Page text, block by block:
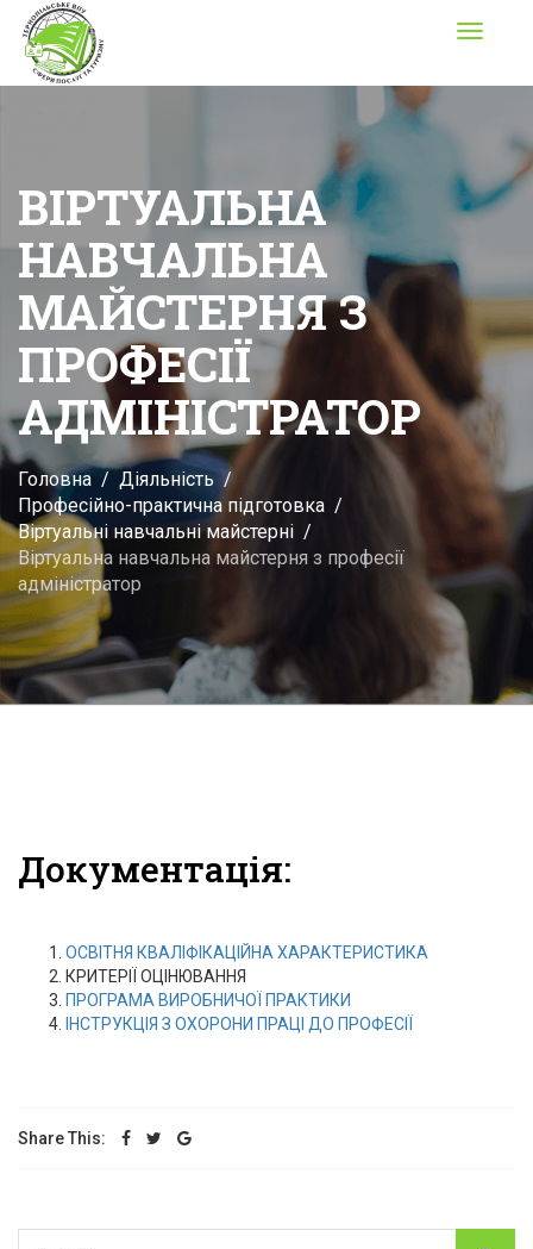
Toggle
ВІРТУАЛЬНА
НАВЧАЛЬНА
МАЙСТЕРНЯ З
ПРОФЕСІЇ
АДМІНІСТРАТОР
Головна
Діяльність
Професійно-практична підготовка
Віртуальні навчальні майстерні
Віртуальна навчальна майстерня з професії
адміністратор
Документація:
ОСВІТНЯ КВАЛІФІКАЦІЙНА ХАРАКТЕРИСТИКА
КРИТЕРІЇ ОЦІНЮВАННЯ
ПРОГРАМА ВИРОБНИЧОЇ ПРАКТИКИ
ІНСТРУКЦІЯ З ОХОРОНИ ПРАЦІ ДО ПРОФЕСІЇ
Share This: